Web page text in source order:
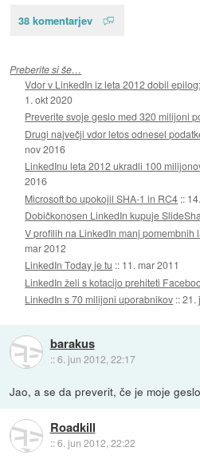
38 komentarjev
Preberite si še…
Vdor v LinkedIn iz leta 2012 dobil
1. okt 2020
Preverite svoje geslo med 320 milijoni
Drugi največji vdor letos odnesel
nov 2016
LinkedInu leta 2012 ukradli 100
2016
Microsoft bo upokojil SHA-1 in RC4 ::
Dobičkonosen LinkedIn kupuje
V profilih na LinkedIn manj pomembnih
mar 2012
LinkedIn Today je tu :: 11. mar 2011
LinkedIn želi s kotacijo prehiteti
LinkedIn s 70 milijoni uporabnikov ::21.
barakus
::6. jun 2012, 22:17
Jao, a se da preverit, če je moje
Roadkill
::6. jun 2012, 22:22